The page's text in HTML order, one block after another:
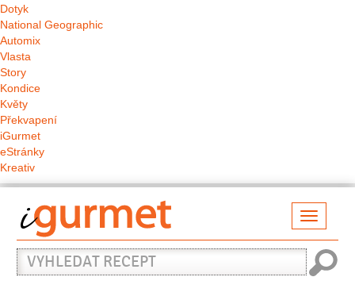
Dotyk
National Geographic
Automix
Vlasta
Story
Kondice
Květy
Překvapení
iGurmet
eStránky
Kreativ
Vyhledat
recept